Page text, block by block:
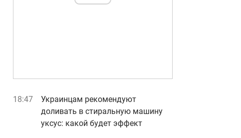
18:47
Украинцам рекомендуют
доливать в стиральную машину
уксус: какой будет эффект